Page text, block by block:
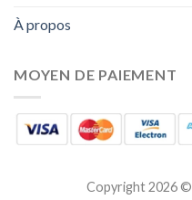
À propos
MOYEN DE PAIEMENT
Copyright 2026 ©